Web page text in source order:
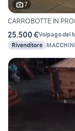
7
CARROBOTTE IN
25.500 €Volpago del
Rivenditore